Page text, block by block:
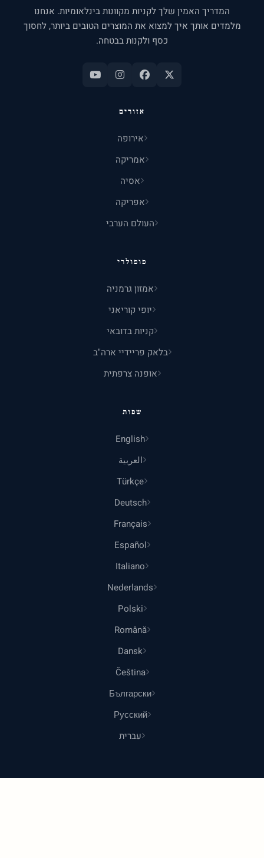
המדריך האמין שלך לקניות מקוונות בינלאומיות. אנחנו
מלמדים אותך איך למצוא את המוצרים הטובים ביותר, לחסוך
כסף ולקנות בבטחה.
אזורים
אירופה
אמריקה
אסיה
אפריקה
העולם הערבי
פופולרי
אמזון גרמניה
יופי קוריאני
קניות בדובאי
בלאק פריידיי ארה"ב
אופנה צרפתית
שפות
English
العربية
Türkçe
Deutsch
Français
Español
Italiano
Nederlands
Polski
Română
Dansk
Čeština
Български
Русский
עברית